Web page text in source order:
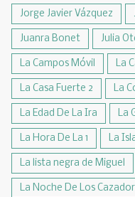
Jorge Javier Vázquez
Juanra Bonet Julia
La Campos Móvil La
La Casa Fuerte 2 La
La Edad De La Ira La
La Hora De La 1 La
La lista negra de Miguel
La Noche De Los